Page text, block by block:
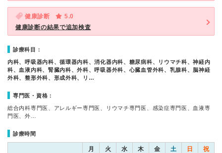
健康診断
5.0
健康診断の結果で追加検査
診療科目：
内科、呼吸器内科、循環器内科、消化器内科、糖尿病科、リウマチ科、神経内
科、血液内科、腎臓内科、外科、呼吸器外科、心臓血管外科、乳腺科、脳神経
外科、整形外科、形成外科、リ…
専門医・資格：
総合内科専門医、アレルギー専門医、リウマチ専門医、感染症専門医、血液専
門医、外…
診療時間
月 火 水 木 金 土 日 祝